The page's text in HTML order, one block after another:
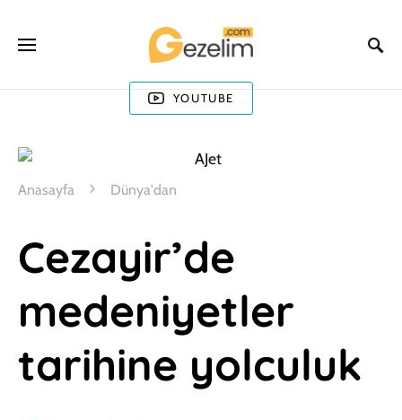
YOUTUBE
Anasayfa Dünya'dan
Cezayir’de
medeniyetler
tarihine yolculuk